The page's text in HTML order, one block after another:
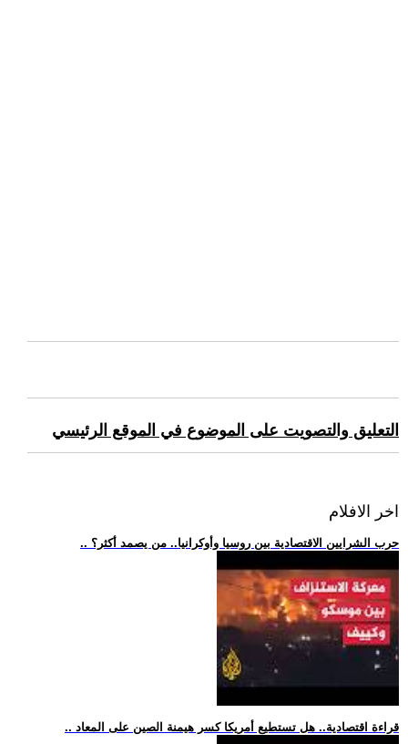
التعليق والتصويت على الموضوع في الموقع الرئيسي
اخر الافلام
.. حرب الشرايين الاقتصادية بين روسيا وأوكرانيا.. من يصمد أكثر؟
.. قراءة اقتصادية.. هل تستطيع أمريكا كسر هيمنة الصين على المعاد